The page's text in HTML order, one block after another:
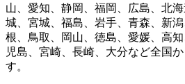
山、愛知、静岡、福岡、広島、北
城、宮城、福島、岩手、青森、新
根、鳥取、岡山、徳島、愛媛、高
児島、宮崎、長崎、大分など全国
す。